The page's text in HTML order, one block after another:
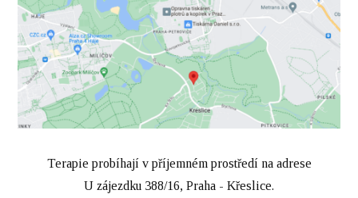
Terapie probíhají v příjemném prostředí na adrese
U zájezdku 388/16, Praha - Křeslice.